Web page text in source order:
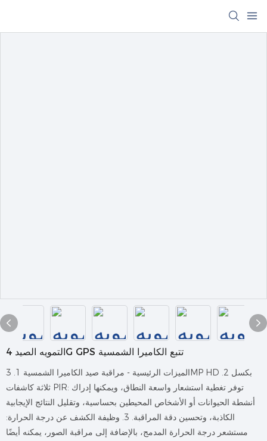
التمويه الصيد 4G GPS تتبع الكاميرا الشمسية
الميزات الرئيسية - مراقبة صيد الكاميرا الشمسية 1. 3MP HD بكسل 2.
ثلاثة كاشفات PIR: توفر تغطية استشعار واسعة النطاق، ويمكنها إدراك
أنشطة الحيوانات أو الأشخاص المحيطين بحساسية، وتقليل النتائج الإيجابية
الكاذبة، وتحسين دقة المراقبة. 3. وظيفة الكشف عن درجة الحرارة:
مستشعر درجة الحرارة المدمج، بالإضافة إلى مراقبة الصور، يمكنه أيضًا